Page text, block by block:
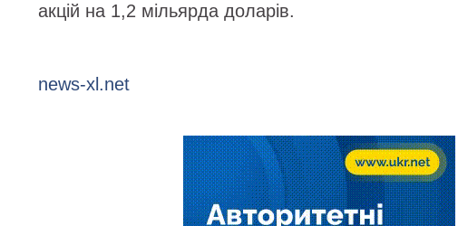
акцій на 1,2 мільярда доларів.
news-xl.net